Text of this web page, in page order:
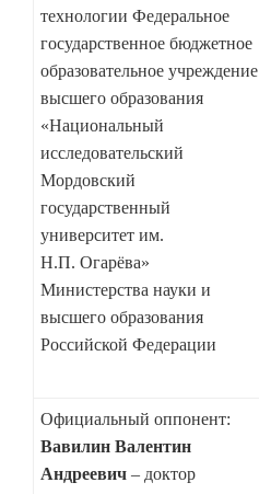
технологии Федеральное
государственное бюджетное
образовательное учреждение
высшего образования
«Национальный
исследовательский
Мордовский
государственный
университет им.
Н.П. Огарёва»
Министерства науки и
высшего образования
Российской Федерации
Официальный оппонент:
Вавилин Валентин
Андреевич – доктор